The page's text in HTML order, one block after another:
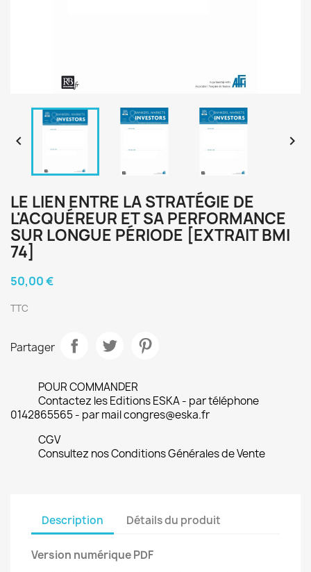
 
LE LIEN ENTRE LA STRATÉGIE DE
L'ACQUÉREUR ET SA PERFORMANCE
SUR LONGUE PÉRIODE [EXTRAIT BMI
74]
50,00 €
TTC
Partager
POUR COMMANDER
Contactez les Editions ESKA - par téléphone
0142865565 - par mail congres@eska.fr
CGV
Consultez nos Conditions Générales de Vente
Description Détails du produit
Version numérique PDF